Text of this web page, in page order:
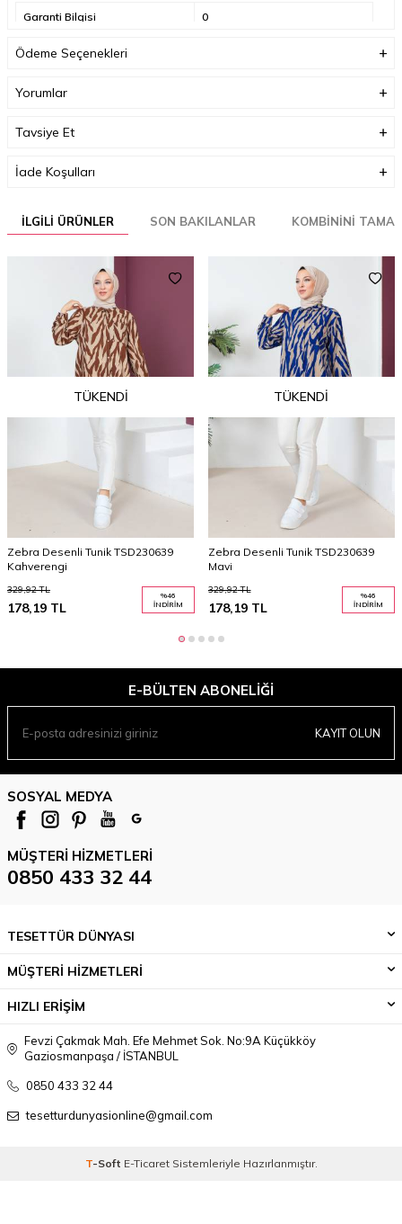
Garanti Bilgisi 0
Ödeme Seçenekleri
Yorumlar
Tavsiye Et
İade Koşulları
İLGILI ÜRÜNLER SON BAKILANLAR KOMBININI
TÜKENDI
Zebra Desenli Tunik TSD230639
Kahverengi
329,92TL
178,19 TL
%46
İNDIRIM
TÜKENDI
Zebra Desenli Tunik TSD230639
Mavi
329,92TL
178,19TL
%46
İNDIRIM
E-BÜLTEN ABONELIĞI
KAYIT OLUN
SOSYAL MEDYA
MÜŞTERI HIZMETLERI
0850 433 32 44
TESETTÜR DÜNYASI
MÜŞTERİ HİZMETLERİ
HIZLI ERİŞİM
Fevzi Çakmak Mah. Efe Mehmet Sok. No:9A Küçükköy
Gaziosmanpaşa / İSTANBUL
0850 433 32 44
tesetturdunyasionline@gmail.com
T-Soft E-TicaretSistemleriyle Hazırlanmıştır.